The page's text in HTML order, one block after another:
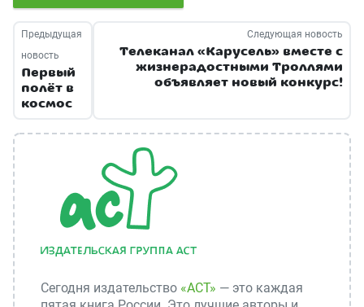
Предыдущая
новость
Первый
полёт в
космос
Следующая новость
Телеканал «Карусель» вместе с
жизнерадостными Троллями
объявляет новый конкурс!
Сегодня издательство «АСТ» — это каждая